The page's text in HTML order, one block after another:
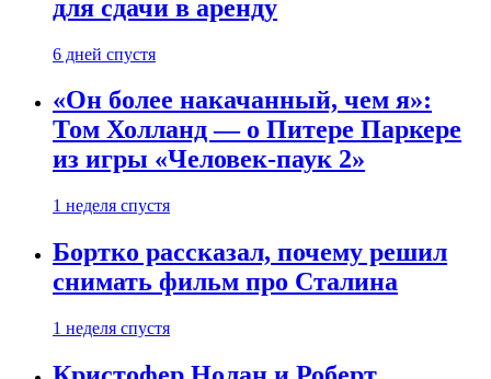
для сдачи в аренду
6 дней спустя
«Он более накачанный, чем я»:
Том Холланд — о Питере Паркере
из игры «Человек-паук 2»
1 неделя спустя
Бортко рассказал, почему решил
снимать фильм про Сталина
1 неделя спустя